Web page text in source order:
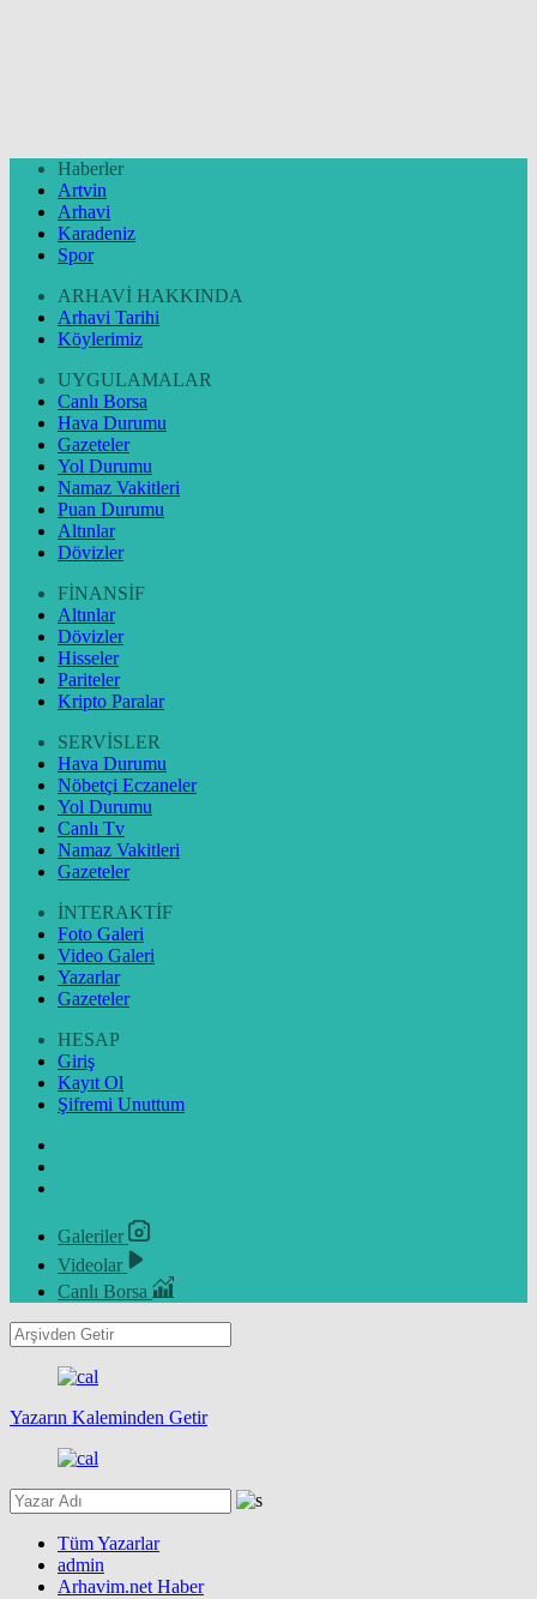
Haberler
Artvin
Arhavi
Karadeniz
Spor
ARHAVİ HAKKINDA
Arhavi Tarihi
Köylerimiz
UYGULAMALAR
Canlı Borsa
Hava Durumu
Gazeteler
Yol Durumu
Namaz Vakitleri
Puan Durumu
Altınlar
Dövizler
FİNANSİF
Altınlar
Dövizler
Hisseler
Pariteler
Kripto Paralar
SERVİSLER
Hava Durumu
Nöbetçi Eczaneler
Yol Durumu
Canlı Tv
Namaz Vakitleri
Gazeteler
İNTERAKTİF
Foto Galeri
Video Galeri
Yazarlar
Gazeteler
HESAP
Giriş
Kayıt Ol
Şifremi Unuttum
Galeriler
Videolar
Canlı Borsa
Yazarın Kaleminden Getir
Tüm Yazarlar
admin
Arhavim.net Haber